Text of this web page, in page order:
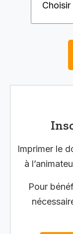
Imprimer le
à
Pour